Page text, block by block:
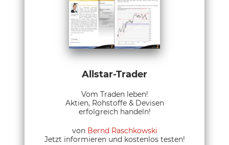
Allstar-Trader
Vom Traden leben!
Aktien, Rohstoffe & Devisen
erfolgreich handeln!
von Bernd Raschkowski
Jetzt informieren und kostenlos testen!